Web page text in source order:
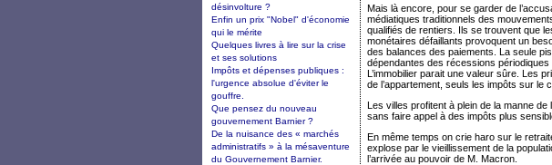
Mais là encore, pour se garder de
médiatiques traditionnels des
qualifiés de rentiers. Ils se trouvent que
monétaires défaillants provoquent un
des balances des paiements. La seule
dépendantes des récessions périodiques
L’immobilier parait une valeur sûre. Les
de l’appartement, seuls les impôts sur le
Les villes profitent à plein de la manne
sans faire appel à des impôts plus
En même temps on crie haro sur le
explose par le vieillissement de la
l’arrivée au pouvoir de M. Macron.
désinvolture ?
Enfin un prix "Nobel" d'économie
qui le mérite
Quelques livres à lire sur la crise
et ses solutions
Impôts et dépenses publiques :
l'urgence absolue d'éviter le
gouffre.
Que pensez du nouveau
gouvernement Barnier ?
De la nuisance des « marchés
administratifs » à la mésaventure
du Gouvernement Barnier.